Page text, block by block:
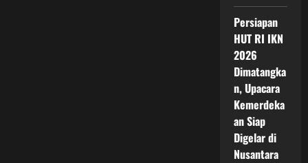
Persiapan
HUT RI IKN
2026
Dimatangka
n, Upacara
Kemerdeka
an Siap
Digelar di
Nusantara